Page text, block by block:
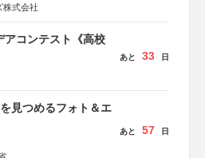
株式会社
アコンテスト《高校
あと 33 日
見つめるフォト＆エ
あと 57 日